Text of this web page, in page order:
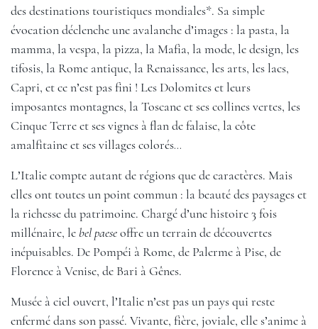
des destinations touristiques mondiales*. Sa simple
évocation déclenche une avalanche d’images : la pasta, la
mamma, la vespa, la pizza, la Mafia, la mode, le design, les
tifosis, la Rome antique, la Renaissance, les arts, les lacs,
Capri, et ce n’est pas fini ! Les Dolomites et leurs
imposantes montagnes, la Toscane et ses collines vertes, les
Cinque Terre et ses vignes à flan de falaise, la côte
amalfitaine et ses villages colorés…
L’Italie compte autant de régions que de caractères. Mais
elles ont toutes un point commun : la beauté des paysages et
la richesse du patrimoine. Chargé d’une histoire 3 fois
millénaire, le bel paeseoffre un terrain de découvertes
inépuisables. De Pompéi à Rome, de Palerme à Pise, de
Florence à Venise, de Bari à Gênes.
Musée à ciel ouvert, l’Italie n’est pas un pays qui reste
enfermé dans son passé. Vivante, fière, joviale, elle s’anime à